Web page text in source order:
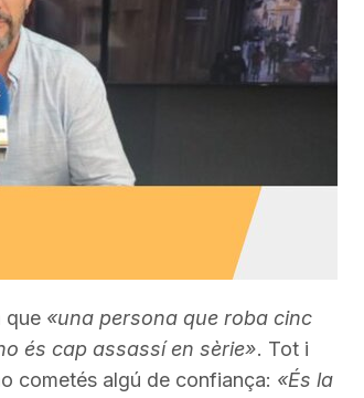
incrementar
o
disminuir
que «una persona que roba cinc
és cap assassí en sèrie». Tot i
cometés algú de confiança: «És la